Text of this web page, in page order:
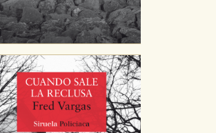
son gestionadas por nuestros socios
y se utilizan para mostrar publicidad
sus intereses en otros sitios. No
directamente información personal sino
en la identificación única de su
dispositivo de internet.
CONFIGURACIÓN